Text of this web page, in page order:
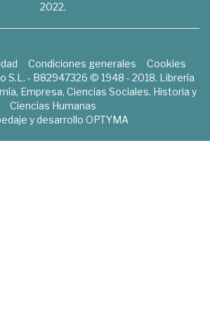
2022.
Condiciones generales
Cookies
S.L. - B82947326 © 1948 - 2018. Librería
Empresa, Ciencias Sociales, Historia y
Ciencias Humanas
y desarrollo OPTYMA